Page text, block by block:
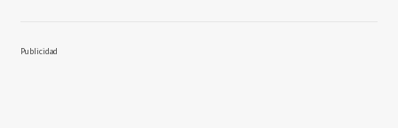
Publicidad